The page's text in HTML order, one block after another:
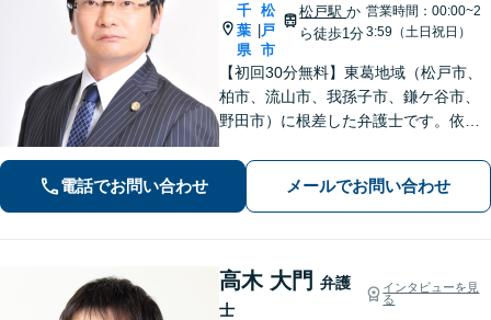
千
葉
県
松
戸
市
松戸駅か
ら徒歩1分
営業時間：00:00~2
3:59（土日祝日）
【初回30分無料】東葛地域（松戸市、
柏市、流山市、我孫子市、鎌ケ谷市、
野田市）に根差した弁護士です。依頼
の解決に当たります。離婚・交通事
故・債務整理をはじめとする諸問題に
お困りの際はまずはご相談下さい。
電話でお問い合わせ メールでお問い合わせ
高木 大門 弁護
士
インタビューを見
る